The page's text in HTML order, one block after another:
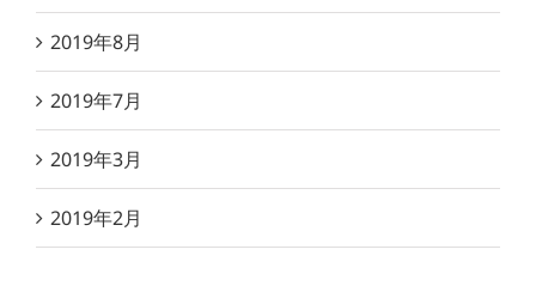
2019年8月
2019年7月
2019年3月
2019年2月